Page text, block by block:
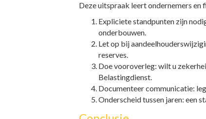
Deze uitspraak leert ondernemers
Expliciete standpunten zijn
onderbouwen.
Let op bij
reserves.
Doe vooroverleg: wilt u
Belastingdienst.
Documenteer communicatie:
Onderscheid tussen jaren: een